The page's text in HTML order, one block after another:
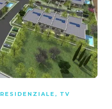
RESIDENZIALE , TV